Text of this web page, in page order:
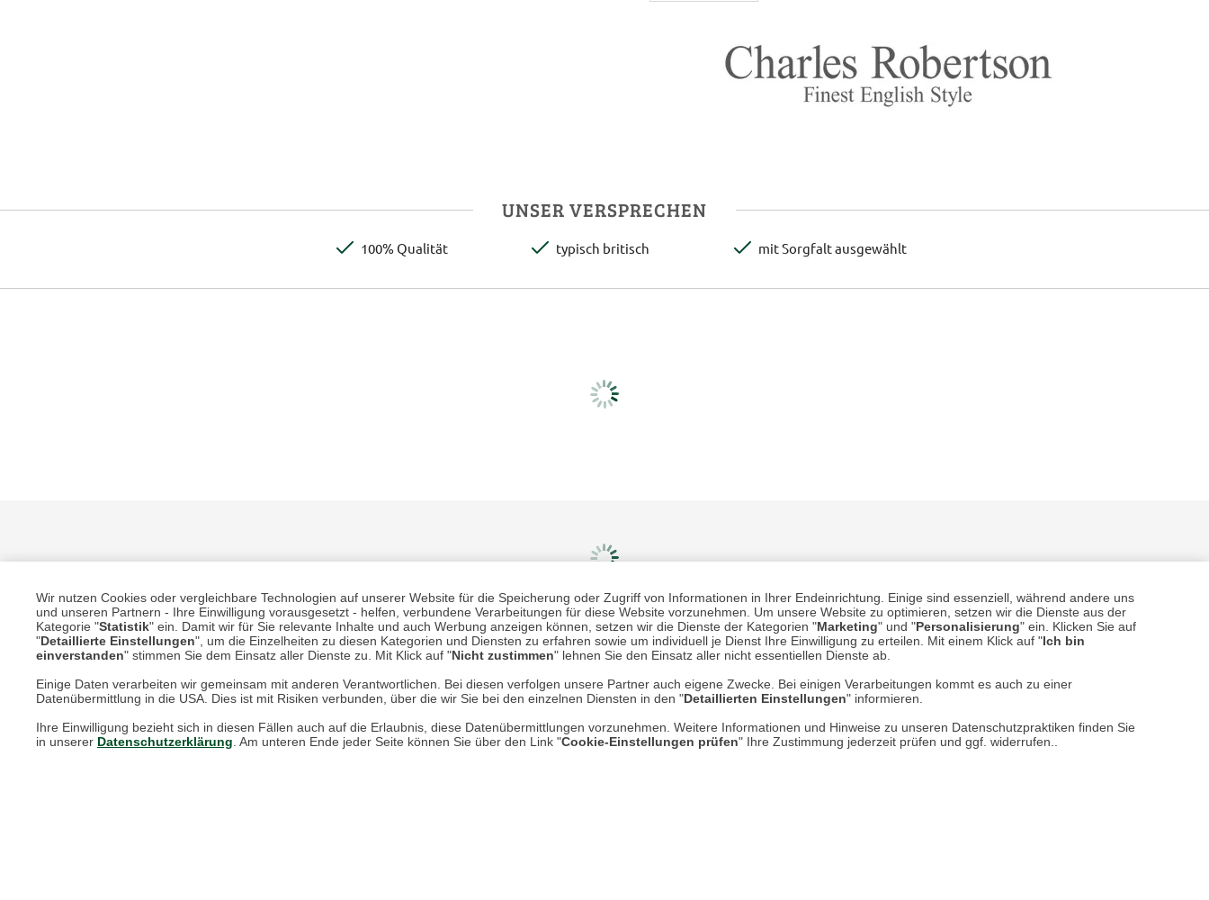
Wir nutzen Cookies oder vergleichbare Technologien auf unserer Website für die Speicherung oder Zugriff von Informationen in Ihrer Endeinrichtung. Einige sind essenziell, während andere uns
und unseren Partnern - Ihre Einwilligung vorausgesetzt - helfen, verbundene Verarbeitungen für diese Website vorzunehmen. Um unsere Website zu optimieren, setzen wir die Dienste aus der
Kategorie "Statistik" ein. Damit wir für Sie relevante Inhalte und auch Werbung anzeigen können, setzen wir die Dienste der Kategorien "Marketing" und "Personalisierung" ein. Klicken Sie auf
"Detaillierte Einstellungen", um die Einzelheiten zu diesen Kategorien und Diensten zu erfahren sowie um individuell je Dienst Ihre Einwilligung zu erteilen. Mit einem Klick auf "Ich bin
einverstanden" stimmen Sie dem Einsatz aller Dienste zu. Mit Klick auf "Nicht zustimmen" lehnen Sie den Einsatz aller nicht essentiellen Dienste ab.
Einige Daten verarbeiten wir gemeinsam mit anderen Verantwortlichen. Bei diesen verfolgen unsere Partner auch eigene Zwecke. Bei einigen Verarbeitungen kommt es auch zu einer
Datenübermittlung in die USA. Dies ist mit Risiken verbunden, über die wir Sie bei den einzelnen Diensten in den "Detaillierten Einstellungen" informieren.
Ihre Einwilligung bezieht sich in diesen Fällen auch auf die Erlaubnis, diese Datenübermittlungen vorzunehmen. Weitere Informationen und Hinweise zu unseren Datenschutzpraktiken finden Sie
in unserer Datenschutzerklärung. Am unteren Ende jeder Seite können Sie über den Link "Cookie-Einstellungen prüfen" Ihre Zustimmung jederzeit prüfen und ggf. widerrufen..
UNSER VERSPRECHEN
100% Qualität typisch britisch mit Sorgfalt ausgewählt
Unsere Services für Sie
Online Magazin
Newsletter-Archiv
Mehr erfahren
Über uns
AGB
UnsereVersand- und Zahlungsarten